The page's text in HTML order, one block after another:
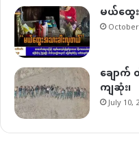
မယ်ထွေ
ချောက်
ကျဆုံး၊
July 10,